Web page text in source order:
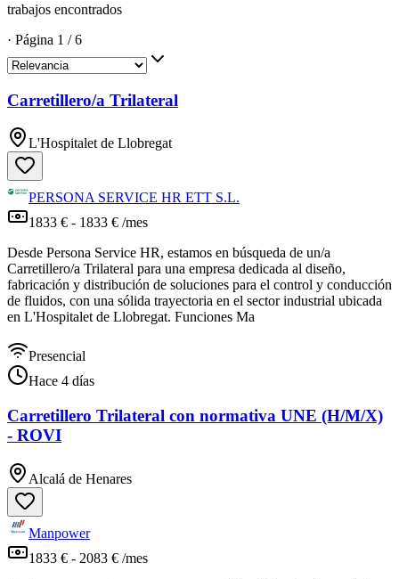
trabajos encontrados
· Página 1 /6
Carretillero/a Trilateral
L'Hospitalet de Llobregat
PERSONA SERVICE HR ETT S.L.
1833 € - 1833 € /mes
Desde Persona Service HR, estamos en búsqueda de un/a
Carretillero/a Trilateral para una empresa dedicada al diseño,
fabricación y distribución de soluciones para el control y conducción
de fluidos, con una sólida trayectoria en el sector industrial ubicada
en L'Hospitalet de Llobregat. Funciones Ma
Presencial
Hace 4 días
Carretillero Trilateral con normativa UNE (H/M/X)
- ROVI
Alcalá de Henares
Manpower
1833 € - 2083 € /mes